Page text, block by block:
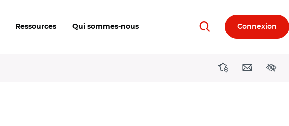
Ressources Qui sommes-nous RechercherConnexion
DirectionsContact